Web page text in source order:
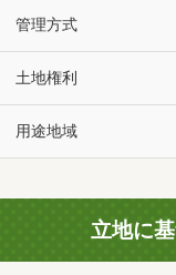
管理方式
土地権利
用途地域
立地に